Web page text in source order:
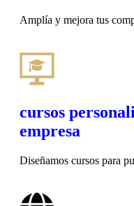
Amplía y mejora tus
cursos
empresa
Diseñamos cursos para